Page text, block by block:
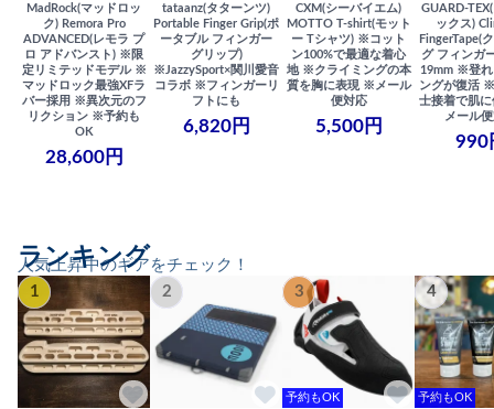
MadRock(マッドロッ
ク) Remora Pro
ADVANCED(レモラ プ
ロ アドバンスト) ※限
定リミテッドモデル ※
マッドロック最強XFラ
バー採用 ※異次元のフ
リクション ※予約も
OK
28,600円
tataanz(タターンツ)
Portable Finger Grip(ポ
ータブル フィンガー
グリップ)
※JazzySport×関川愛音
コラボ ※フィンガーリ
フトにも
6,820円
CXM(シーバイエム)
MOTTO T-shirt(モット
ー Tシャツ) ※コット
ン100%で最適な着心
地 ※クライミングの本
質を胸に表現 ※メール
便対応
5,500円
GUARD-
ックス)
FingerTape(
グ フィンガ
19mm ※登れ
ングが復活
士接着で肌
メール
990
人気上昇中のギアをチェック！
ランキング
1 2 3
予約もOK
4
予約もOK